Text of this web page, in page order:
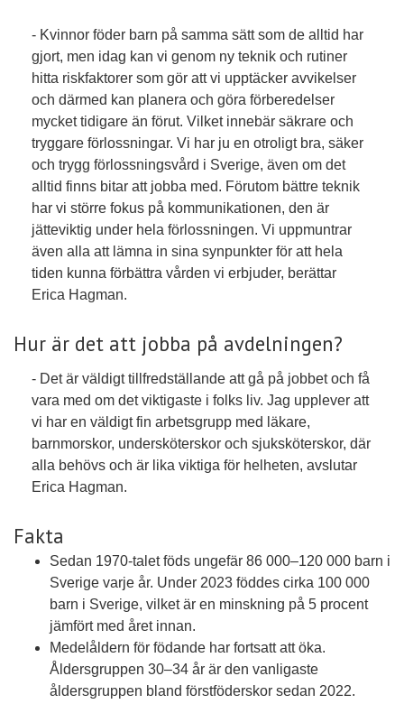
- Kvinnor föder barn på samma sätt som de alltid har
gjort, men idag kan vi genom ny teknik och rutiner
hitta riskfaktorer som gör att vi upptäcker avvikelser
och därmed kan planera och göra förberedelser
mycket tidigare än förut. Vilket innebär säkrare och
tryggare förlossningar. Vi har ju en otroligt bra, säker
och trygg förlossningsvård i Sverige, även om det
alltid finns bitar att jobba med. Förutom bättre teknik
har vi större fokus på kommunikationen, den är
jätteviktig under hela förlossningen. Vi uppmuntrar
även alla att lämna in sina synpunkter för att hela
tiden kunna förbättra vården vi erbjuder, berättar
Erica Hagman.
Hur är det att jobba på avdelningen?
- Det är väldigt tillfredställande att gå på jobbet och få
vara med om det viktigaste i folks liv. Jag upplever att
vi har en väldigt fin arbetsgrupp med läkare,
barnmorskor, undersköterskor och sjuksköterskor, där
alla behövs och är lika viktiga för helheten, avslutar
Erica Hagman.
Fakta
Sedan 1970-talet föds ungefär 86 000–120 000 barn i
Sverige varje år. Under 2023 föddes cirka 100 000
barn i Sverige, vilket är en minskning på 5 procent
jämfört med året innan.
Medelåldern för födande har fortsatt att öka.
Åldersgruppen 30–34 år är den vanligaste
åldersgruppen bland förstföderskor sedan 2022.